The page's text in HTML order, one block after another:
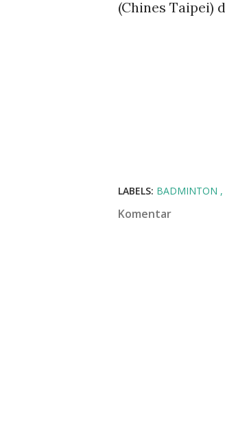
(Chines Taipei)
LABELS: BADMINTON
Komentar